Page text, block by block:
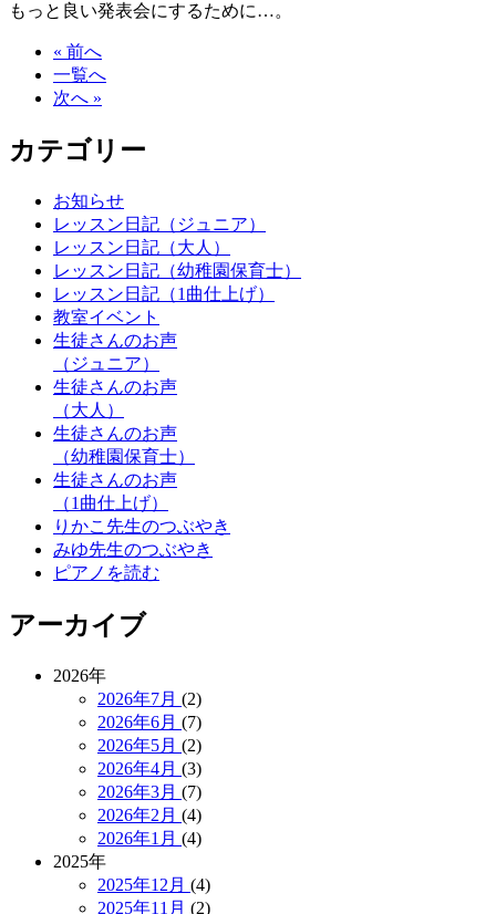
もっと良い発表会にするために…。
« 前へ
一覧へ
次へ »
カテゴリー
お知らせ
レッスン日記（ジュニア）
レッスン日記（大人）
レッスン日記（幼稚園保育士）
レッスン日記（1曲仕上げ）
教室イベント
生徒さんのお声
（ジュニア）
生徒さんのお声
（大人）
生徒さんのお声
（幼稚園保育士）
生徒さんのお声
（1曲仕上げ）
りかこ先生のつぶやき
みゆ先生のつぶやき
ピアノを読む
アーカイブ
2026年
2026年7月 (2)
2026年6月 (7)
2026年5月 (2)
2026年4月 (3)
2026年3月 (7)
2026年2月 (4)
2026年1月 (4)
2025年
2025年12月 (4)
2025年11月 (2)